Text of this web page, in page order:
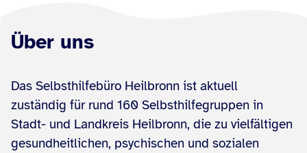
Über uns
Das Selbsthilfebüro Heilbronn ist aktuell
zuständig für rund 160 Selbsthilfegruppen in
Stadt- und Landkreis Heilbronn, die zu vielfältigen
gesundheitlichen, psychischen und sozialen